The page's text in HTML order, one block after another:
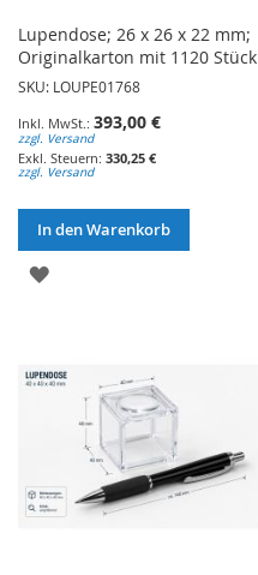
Lupendose; 26 x 26 x 22 mm;
Originalkarton mit 1120 Stück
SKU: LOUPE01768
393,00 €
zzgl. Versand
330,25 €
zzgl. Versand
In den Warenkorb
ZUR